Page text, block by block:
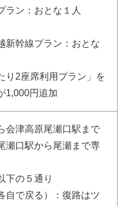
ラン：おとな１人
幹線プラン：おとな
り2座席利用プラン」を
1,000円追加
会津高原尾瀬口駅まで
瀬口駅から尾瀬まで専
下の５通り
で戻る）：復路はツ